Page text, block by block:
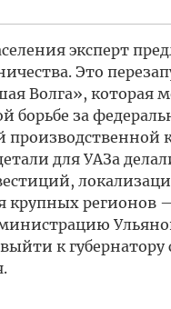
эксперт
Это
Волга», которая
борьбе за
для УАЗа
регионов
к губернатору